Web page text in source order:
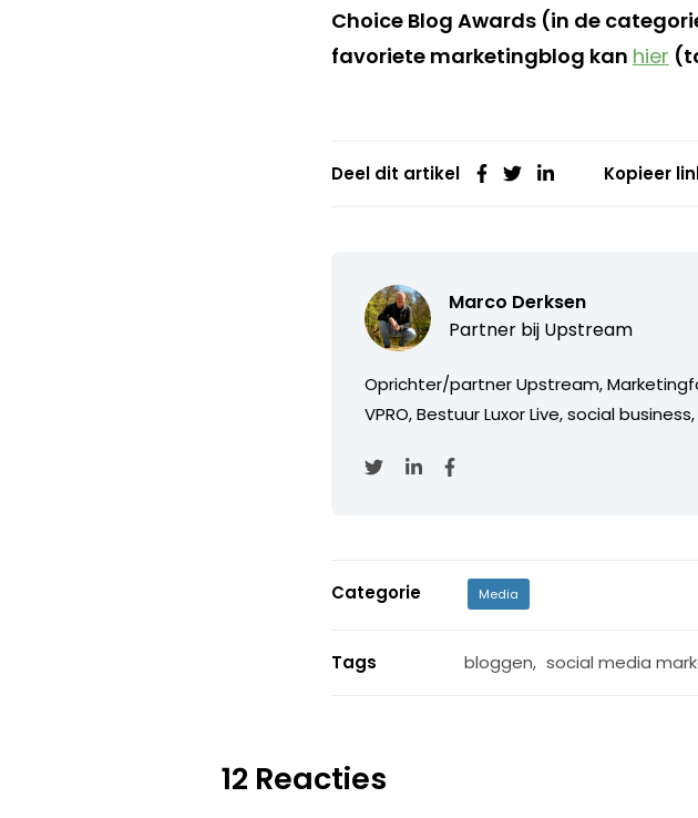
Choice Blog Awards (in de
favoriete marketingblog kan hier
Deel dit artikel Kopieer
Marco Derksen
Partner bij Upstream
Oprichter/partner Upstream,
VPRO, Bestuur Luxor Live, social
Categorie Media
Tags bloggen, social media
12 Reacties